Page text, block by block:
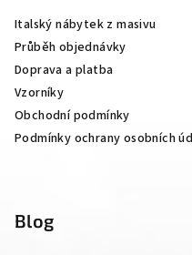
Italský nábytek z masivu
Průběh objednávky
Doprava a platba
Vzorníky
Obchodní podmínky
Podmínky ochrany osobních
Blog